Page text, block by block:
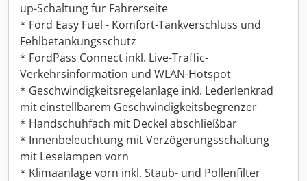
up-Schaltung für Fahrerseite
* Ford Easy Fuel - Komfort-Tankverschluss und
Fehlbetankungsschutz
* FordPass Connect inkl. Live-Traffic-
Verkehrsinformation und WLAN-Hotspot
* Geschwindigkeitsregelanlage inkl. Lederlenkrad
mit einstellbarem Geschwindigkeitsbegrenzer
* Handschuhfach mit Deckel abschließbar
* Innenbeleuchtung mit Verzögerungsschaltung
mit Leselampen vorn
* Klimaanlage vorn inkl. Staub- und Pollenfilter